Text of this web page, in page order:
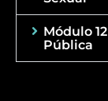
Módulo
Pública